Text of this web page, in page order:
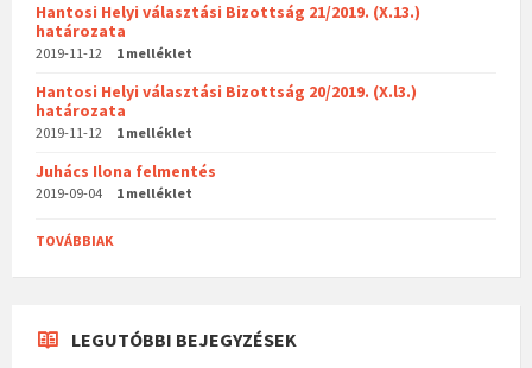
Hantosi Helyi választási Bizottság 21/2019. (X.13.)
határozata
2019-11-12 1 melléklet
Hantosi Helyi választási Bizottság 20/2019. (X.l3.)
határozata
2019-11-12 1 melléklet
Juhács Ilona felmentés
2019-09-04 1 melléklet
TOVÁBBIAK
LEGUTÓBBI BEJEGYZÉSEK